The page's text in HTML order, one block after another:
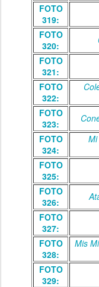
FOTO
319:
FOTO
320:
FOTO
321:
FOTO
322:
FOTO
323:
FOTO
324:
FOTO
325:
FOTO
326:
FOTO
327:
FOTO
328:
Mis
FOTO
329: